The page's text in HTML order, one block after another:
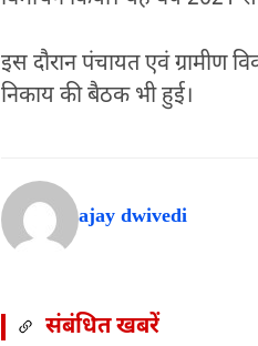
इस दौरान पंचायत एवं ग्रामीण
निकाय की बैठक भी हुई।
ajay dwivedi
संबंधित खबरें